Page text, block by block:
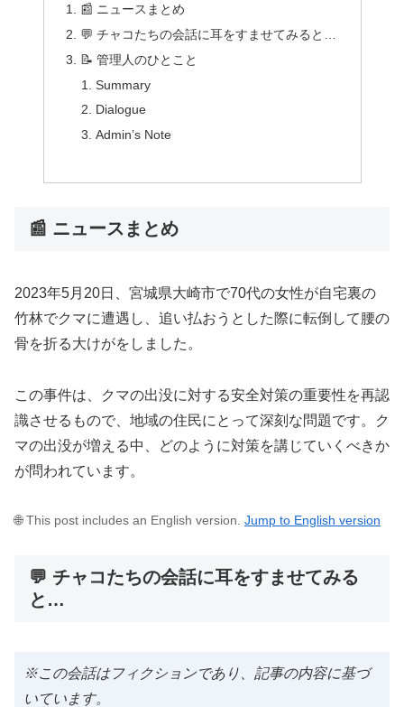
📰 ニュースまとめ
💬 チャコたちの会話に耳をすませてみると…
📝 管理人のひとこと
Summary
Dialogue
Admin’s Note
📰 ニュースまとめ
2023年5月20日、宮城県大崎市で70代の女性が自宅裏の
竹林でクマに遭遇し、追い払おうとした際に転倒して腰の
骨を折る大けがをしました。
この事件は、クマの出没に対する安全対策の重要性を再認
識させるもので、地域の住民にとって深刻な問題です。ク
マの出没が増える中、どのように対策を講じていくべきか
が問われています。
🌐 This post includes an English version. Jump to English version
💬 チャコたちの会話に耳をすませてみる
と…
※この会話はフィクションであり、記事の内容に基づ
いています。